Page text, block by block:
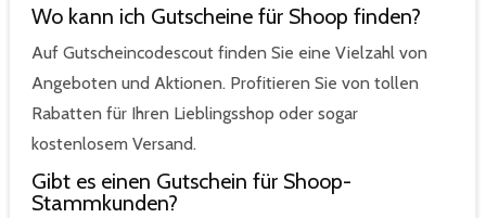
Wo kann ich Gutscheine für Shoop finden?
Auf Gutscheincodescout finden Sie eine Vielzahl von
Angeboten und Aktionen. Profitieren Sie von tollen
Rabatten für Ihren Lieblingsshop oder sogar
kostenlosem Versand.
Gibt es einen Gutschein für Shoop-
Stammkunden?